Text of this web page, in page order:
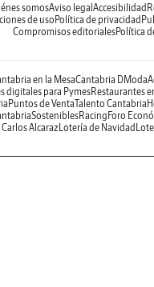
somosAviso legalAccesibilidad
de usoPolítica de privacidad
Compromisos editorialesPolítica
en la MesaCantabria DModa
digitales para PymesRestaurantes
Puntos de VentaTalento Cantabria
SosteniblesRacingForo
Carlos AlcarazLotería de Navidad